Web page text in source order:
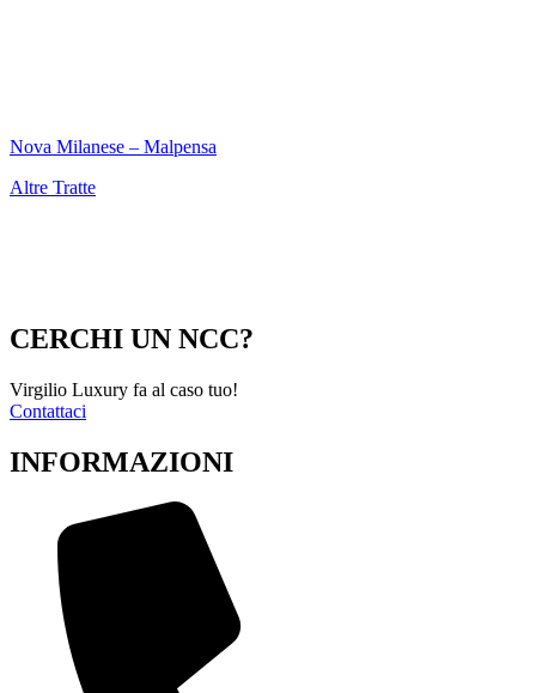
Nova Milanese – Malpensa
Altre Tratte
CERCHI UN NCC?
Virgilio Luxury fa al caso tuo!
Contattaci
INFORMAZIONI